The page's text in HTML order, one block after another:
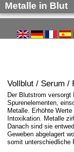
Metalle in Blut
Vollblut / Serum /
Der Blutstrom versorgt
Spurenelementen,
Metalle. Erhöhte
Intoxikation. Metalle
Danach sind sie
Geweben abgelagert
somit unterschiedliche